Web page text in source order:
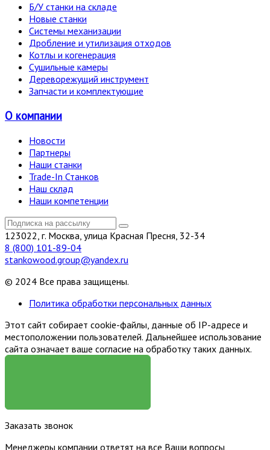
Б/У станки на складе
Новые станки
Системы механизации
Дробление и утилизация отходов
Котлы и когенерация
Сушильные камеры
Дереворежущий инструмент
Запчасти и комплектующие
О компании
Новости
Партнеры
Наши станки
Trade-In Станков
Наш склад
Наши компетенции
123022, г. Москва, улица Красная Пресня, 32-34
8 (800) 101-89-04
stankowood.group@yandex.ru
© 2024 Все права защищены.
Политика обработки персональных данных
Этот сайт собирает cookie-файлы, данные об IP-адресе и
местоположении пользователей. Дальнейшее использование
сайта означает ваше согласие на обработку таких данных.
Заказать звонок
Менеджеры компании ответят на все Ваши вопросы,